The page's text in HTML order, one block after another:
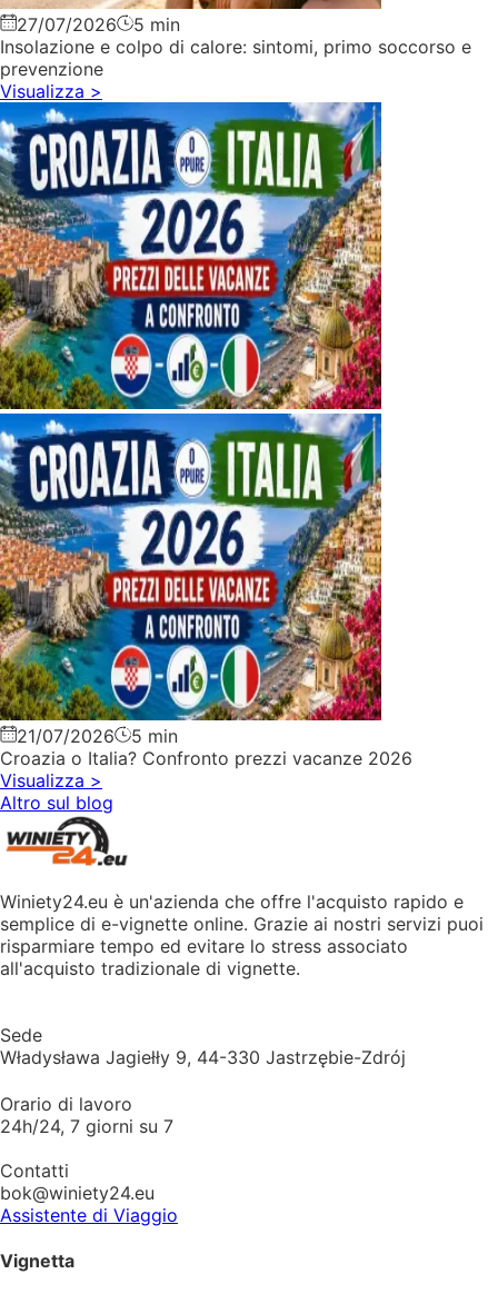
27/07/2026
5 min
Insolazione e colpo di calore: sintomi, primo soccorso e
prevenzione
Visualizza >
21/07/2026
5 min
Croazia o Italia? Confronto prezzi vacanze 2026
Visualizza >
Altro sul blog
Winiety24.eu è un'azienda che offre l'acquisto rapido e
semplice di e-vignette online. Grazie ai nostri servizi puoi
risparmiare tempo ed evitare lo stress associato
all'acquisto tradizionale di vignette.
Sede
Władysława Jagiełły 9, 44-330 Jastrzębie-Zdrój
Orario di lavoro
24h/24, 7 giorni su 7
Contatti
bok@winiety24.eu
Assistente di Viaggio
Vignetta